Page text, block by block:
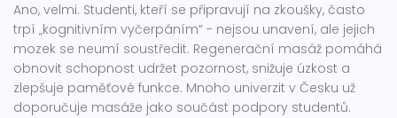
Ano, velmi. Studenti, kteří se připravují na zkoušky, často
trpí „kognitivním vyčerpáním“ - nejsou unavení, ale jejich
mozek se neumí soustředit. Regenerační masáž pomáhá
obnovit schopnost udržet pozornost, snižuje úzkost a
zlepšuje paměťové funkce. Mnoho univerzit v Česku už
doporučuje masáže jako součást podpory studentů.